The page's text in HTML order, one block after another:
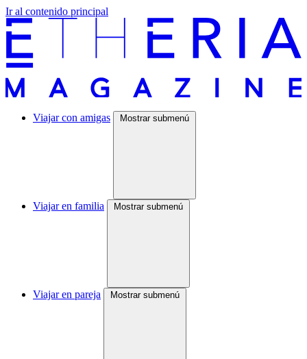
Ir al contenido principal
Viajar con amigas Mostrar submenú
Viajar en familia Mostrar submenú
Viajar en pareja Mostrar submenú